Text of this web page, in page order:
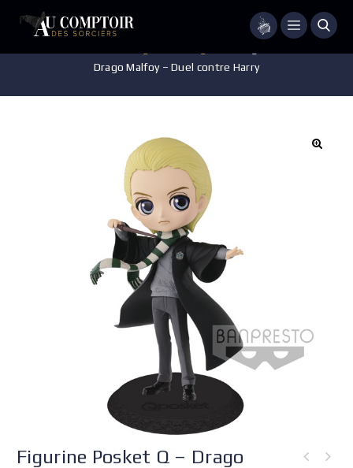
Menu
Drago Malfoy – Duel contre Harry
Figurine Posket Q – Drago